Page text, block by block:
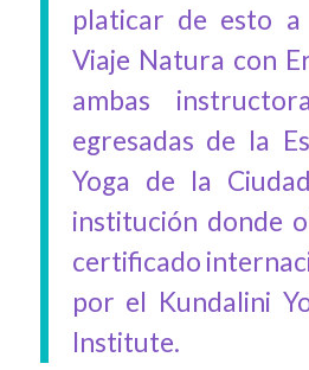
platicar de esto a
Viaje Natura con
ambas
egresadas de la
Yoga de la
institución donde
certificado
por el Kundalini
Institute.